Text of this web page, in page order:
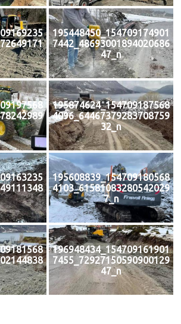
195448450_154709174901
7442_48693001894020686
47_n
195874624_154709187568
4096_64467379283708759
32_n
195608839_154709180568
4103_61581083280542029
7_n
196948434_154709161901
7455_72927150590900129
47_n